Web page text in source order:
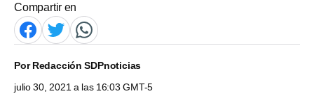
Compartir en
PorRedacción SDPnoticias
julio 30, 2021 a las 16:03 GMT-5